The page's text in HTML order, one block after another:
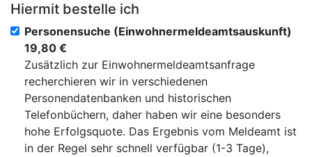
Hiermit bestelle ich
Personensuche (Einwohnermeldeamtsauskunft)
19,80 €
Zusätzlich zur Einwohnermeldeamtsanfrage
recherchieren wir in verschiedenen
Personendatenbanken und historischen
Telefonbüchern, daher haben wir eine besonders
hohe Erfolgsquote. Das Ergebnis vom Meldeamt ist
in der Regel sehr schnell verfügbar (1-3 Tage),